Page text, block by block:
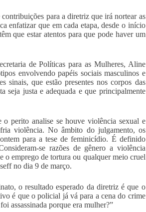
para a diretriz que irá nortear as
enfatizar que em cada etapa, desde o início
que estar atentos para que pode haver um
de Políticas para as Mulheres, Aline
envolvendo papéis sociais masculinos e
sinais, que estão presentes nos corpos das
seja justa e adequada e que principalmente
perito analise se houve violência sexual e
violência. No âmbito do julgamento, os
para a tese de feminicídio. É definido
se razões de gênero a violência
o emprego de tortura ou qualquer meio cruel
no dia 9 de março.
o resultado esperado da diretriz é que o
é que o policial já vá para a cena do crime
assassinada porque era mulher?”